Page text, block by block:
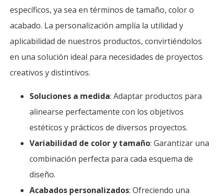
específicos, ya sea en términos de tamaño, color o
acabado. La personalización amplía la utilidad y
aplicabilidad de nuestros productos, convirtiéndolos
en una solución ideal para necesidades de proyectos
creativos y distintivos.
Soluciones a medida: Adaptar productos para
alinearse perfectamente con los objetivos
estéticos y prácticos de diversos proyectos.
Variabilidad de color y tamaño: Garantizar una
combinación perfecta para cada esquema de
diseño.
Acabados personalizados: Ofreciendo una